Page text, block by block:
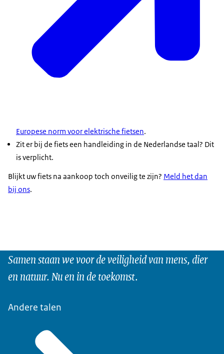
Europese norm voor elektrische fietsen.
Zit er bij de fiets een handleiding in de Nederlandse taal? Dit
is verplicht.
Blijkt uw fiets na aankoop toch onveilig te zijn? Meld het dan
bij ons.
Samen staan we voor de veiligheid van mens, dier
en natuur. Nu en in de toekomst.
Andere talen